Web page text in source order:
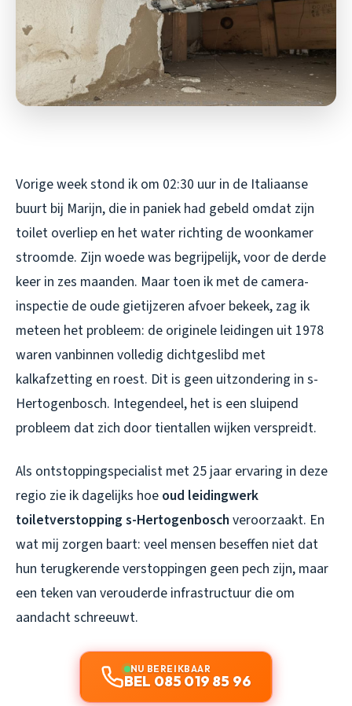
Vorige week stond ik om 02:30 uur in de Italiaanse
buurt bij Marijn, die in paniek had gebeld omdat zijn
toilet overliep en het water richting de woonkamer
stroomde. Zijn woede was begrijpelijk, voor de derde
keer in zes maanden. Maar toen ik met de camera-
inspectie de oude gietijzeren afvoer bekeek, zag ik
meteen het probleem: de originele leidingen uit 1978
waren vanbinnen volledig dichtgeslibd met
kalkafzetting en roest. Dit is geen uitzondering in s-
Hertogenbosch. Integendeel, het is een sluipend
probleem dat zich door tientallen wijken verspreidt.
Als ontstoppingspecialist met 25 jaar ervaring in deze
regio zie ik dagelijks hoe oud leidingwerk
toiletverstopping s-Hertogenbosch veroorzaakt. En
wat mij zorgen baart: veel mensen beseffen niet dat
hun terugkerende verstoppingen geen pech zijn, maar
een teken van verouderde infrastructuur die om
aandacht schreeuwt.
NU BEREIKBAAR
BEL 085 019 85 96